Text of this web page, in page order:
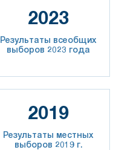
2023
Результаты всеобщих
выборов 2023 года
2019
Результаты местных
выборов 2019 г.